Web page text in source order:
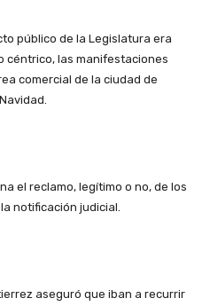
público de la Legislatura era
céntrico, las manifestaciones
comercial de la ciudad de
el reclamo, legítimo o no, de los
notificación judicial.
aseguró que iban a recurrir